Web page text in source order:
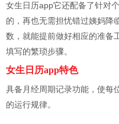
女生日历app它还配备了针对
的，再也无需担忧错过姨妈降
数，就能提前做好相应的准备
填写的繁琐步骤。
女生日历app特色
具备月经周期记录功能，使每
的运行规律。